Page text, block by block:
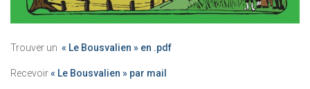
Trouver un « Le Bousvalien » en .pdf
Recevoir« Le Bousvalien » par mail